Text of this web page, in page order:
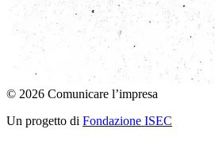
© 2026 Comunicare l’impresa
Un progetto di Fondazione ISEC